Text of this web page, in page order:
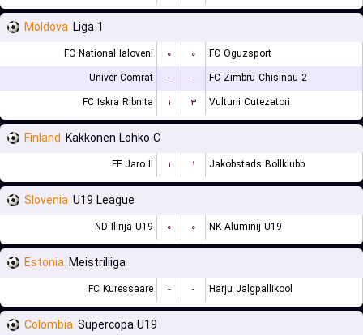
Moldova Liga 1
FC National Ialoveni ۰ ۰
FC Oguzsport
Univer Comrat
- -
FC Zimbru Chisinau 2
FC Iskra Ribnita
۱ ۳ Vulturii Cutezatori
Finland Kakkonen Lohko C
FF Jaro II ۱ ۱ Jakobstads Bollklubb
Slovenia U19 League
ND Ilirija U19 ۰ ۰ NK Aluminij U19
Estonia Meistriliiga
FC Kuressaare - - Harju Jalgpallikool
Colombia Supercopa U19